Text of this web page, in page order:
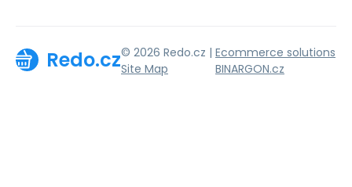
Redo.cz© 2026 Redo.cz |
Site Map
Ecommerce solutions
BINARGON.cz